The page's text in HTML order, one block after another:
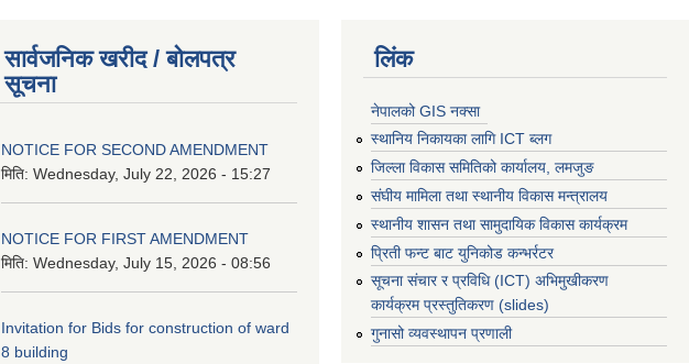
सार्वजनिक खरीद / बोलपत्र
सूचना
NOTICE FOR SECOND AMENDMENT
मिति: Wednesday, July 22, 2026 - 15:27
NOTICE FOR FIRST AMENDMENT
मिति: Wednesday, July 15, 2026 - 08:56
Invitation for Bids for construction of ward
8 building
लिंक
नेपालको GIS नक्सा
स्थानिय निकायका लागि ICT ब्लग
जिल्ला विकास समितिको कार्यालय, लमजुङ
संघीय मामिला तथा स्थानीय विकास मन्त्रालय
स्थानीय शासन तथा सामुदायिक विकास कार्यक्रम
प्रिती फन्ट बाट युनिकोड कन्भर्रटर
सूचना संचार र प्रविधि (ICT) अभिमुखीकरण
कार्यक्रम प्रस्तुतिकरण (slides)
गुनासो व्यवस्थापन प्रणाली